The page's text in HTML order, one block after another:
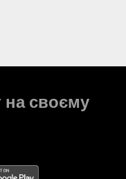
своєму